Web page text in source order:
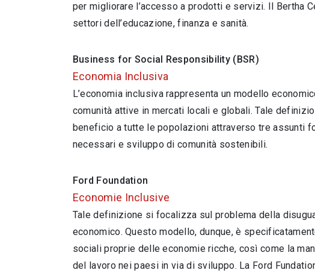
per migliorare l’accesso a prodotti e servizi. Il Bertha
settori dell’educazione, finanza e sanità.
Business for Social Responsibility (BSR)
Economia Inclusiva
L’economia inclusiva rappresenta un modello
comunità attive in mercati locali e globali. Tale
beneficio a tutte le popolazioni attraverso tre assunti
necessari e sviluppo di comunità sostenibili.
Ford Foundation
Economie Inclusive
Tale definizione si focalizza sul problema della
economico. Questo modello, dunque, è
sociali proprie delle economie ricche, così come la
del lavoro nei paesi in via di sviluppo. La Ford